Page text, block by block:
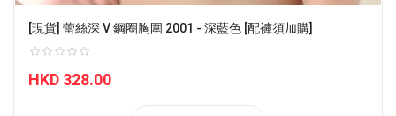
[現貨] 蕾絲深 V 鋼圈胸圍 2001 - 深藍色 [配褲須加購]
HKD 328.00